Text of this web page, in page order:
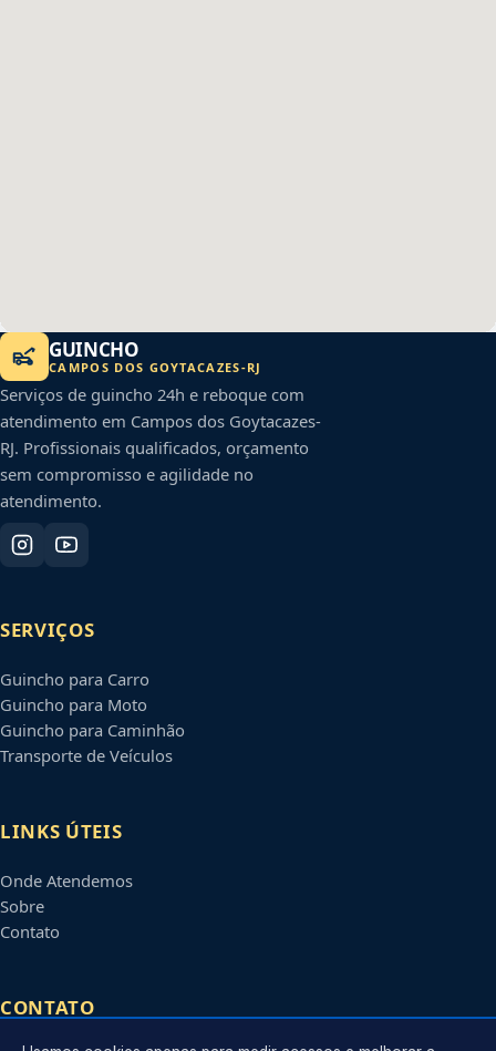
GUINCHO
CAMPOS DOS GOYTACAZES-RJ
Serviços de guincho 24h e reboque com
atendimento em Campos dos Goytacazes-
RJ. Profissionais qualificados, orçamento
sem compromisso e agilidade no
atendimento.
SERVIÇOS
Guincho para Carro
Guincho para Moto
Guincho para Caminhão
Transporte de Veículos
LINKS ÚTEIS
Onde Atendemos
Sobre
Contato
CONTATO